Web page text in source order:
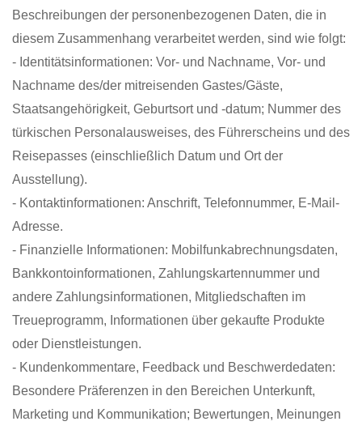
Beschreibungen der personenbezogenen Daten, die in
diesem Zusammenhang verarbeitet werden, sind wie folgt:
- Identitätsinformationen: Vor- und Nachname, Vor- und
Nachname des/der mitreisenden Gastes/Gäste,
Staatsangehörigkeit, Geburtsort und -datum; Nummer des
türkischen Personalausweises, des Führerscheins und des
Reisepasses (einschließlich Datum und Ort der
Ausstellung).
- Kontaktinformationen: Anschrift, Telefonnummer, E-Mail-
Adresse.
- Finanzielle Informationen: Mobilfunkabrechnungsdaten,
Bankkontoinformationen, Zahlungskartennummer und
andere Zahlungsinformationen, Mitgliedschaften im
Treueprogramm, Informationen über gekaufte Produkte
oder Dienstleistungen.
- Kundenkommentare, Feedback und Beschwerdedaten:
Besondere Präferenzen in den Bereichen Unterkunft,
Marketing und Kommunikation; Bewertungen, Meinungen